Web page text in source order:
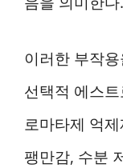
이러한 부작
선택적 에스
로마타제 억
팽만감, 수분